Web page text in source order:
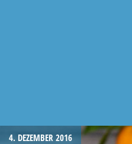
4. DEZEMBER 2016